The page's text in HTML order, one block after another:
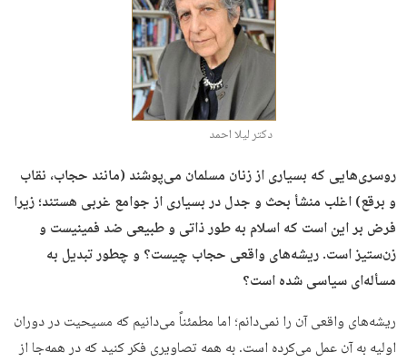
دکتر لیلا احمد
روسری‌هایی که بسیاری از زنان مسلمان می‌پوشند (‌مانند حجاب، نقاب
و برقع‌) اغلب منشأ بحث و جدل در بسیاری از جوامع غربی هستند؛ زیرا
فرض بر این است که اسلام به طور ذاتی و طبیعی ضد ‌فمینیست و
زن‌ستیز است. ریشه‌های واقعی حجاب چیست؟ و چطور تبدیل به
مسأله‌ای سیاسی شده است؟
ریشه‌های واقعی آن را نمی‌دانم؛ اما مطمئناً می‌دانيم كه مسيحيت در دوران
اوليه به آن عمل می‌‌كرده است. به همه تصاویری فکر کنید که در همه‌جا از